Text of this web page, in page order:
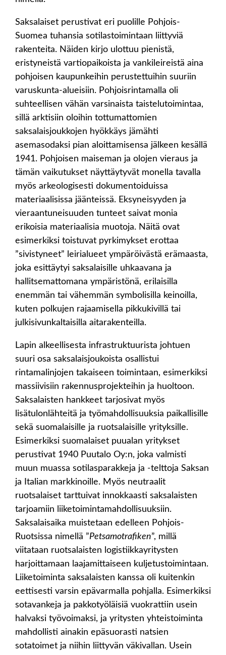
Saksalaiset perustivat eri puolille Pohjois-
Suomea tuhansia sotilastoimintaan liittyviä
rakenteita. Näiden kirjo ulottuu pienistä,
eristyneistä vartiopaikoista ja vankileireistä aina
pohjoisen kaupunkeihin perustettuihin suuriin
varuskunta-alueisiin. Pohjoisrintamalla oli
suhteellisen vähän varsinaista taistelutoimintaa,
sillä arktisiin oloihin tottumattomien
saksalaisjoukkojen hyökkäys jämähti
asemasodaksi pian aloittamisensa jälkeen kesällä
1941. Pohjoisen maiseman ja olojen vieraus ja
tämän vaikutukset näyttäytyvät monella tavalla
myös arkeologisesti dokumentoiduissa
materiaalisissa jäänteissä. Eksyneisyyden ja
vieraantuneisuuden tunteet saivat monia
erikoisia materiaalisia muotoja. Näitä ovat
esimerkiksi toistuvat pyrkimykset erottaa
”sivistyneet” leirialueet ympäröivästä erämaasta,
joka esittäytyi saksalaisille uhkaavana ja
hallitsemattomana ympäristönä, erilaisilla
enemmän tai vähemmän symbolisilla keinoilla,
kuten polkujen rajaamisella pikkukivillä tai
julkisivunkaltaisilla aitarakenteilla.
Lapin alkeellisesta infrastruktuurista johtuen
suuri osa saksalaisjoukoista osallistui
rintamalinjojen takaiseen toimintaan, esimerkiksi
massiivisiin rakennusprojekteihin ja huoltoon.
Saksalaisten hankkeet tarjosivat myös
lisätulonlähteitä ja työmahdollisuuksia paikallisille
sekä suomalaisille ja ruotsalaisille yrityksille.
Esimerkiksi suomalaiset puualan yritykset
perustivat 1940 Puutalo Oy:n, joka valmisti
muun muassa sotilasparakkeja ja -telttoja Saksan
ja Italian markkinoille. Myös neutraalit
ruotsalaiset tarttuivat innokkaasti saksalaisten
tarjoamiin liiketoimintamahdollisuuksiin.
Saksalaisaika muistetaan edelleen Pohjois-
Ruotsissa nimellä ”Petsamotrafiken”, millä
viitataan ruotsalaisten logistiikkayritysten
harjoittamaan laajamittaiseen kuljetustoimintaan.
Liiketoiminta saksalaisten kanssa oli kuitenkin
eettisesti varsin epävarmalla pohjalla. Esimerkiksi
sotavankeja ja pakkotyöläisiä vuokrattiin usein
halvaksi työvoimaksi, ja yritysten yhteistoiminta
mahdollisti ainakin epäsuorasti natsien
sotatoimet ja niihin liittyvän väkivallan. Usein